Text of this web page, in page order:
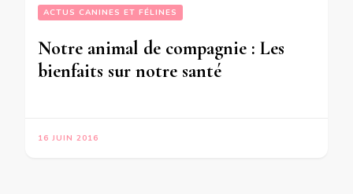
ACTUS CANINES ET FÉLINES
Notre animal de compagnie : Les
bienfaits sur notre santé
16 JUIN 2016